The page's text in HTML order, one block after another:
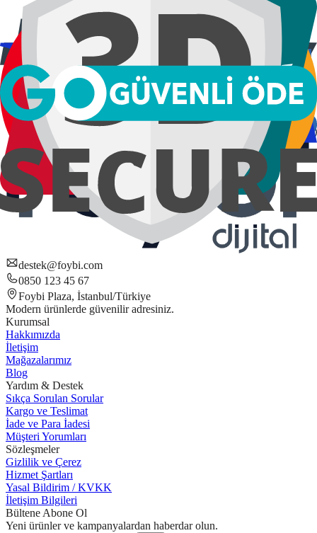
destek@foybi.com
0850 123 45 67
Foybi Plaza, İstanbul/Türkiye
Modern ürünlerde güvenilir adresiniz.
Kurumsal
Hakkımızda
İletişim
Mağazalarımız
Blog
Yardım & Destek
Sıkça Sorulan Sorular
Kargo ve Teslimat
İade ve Para İadesi
Müşteri Yorumları
Sözleşmeler
Gizlilik ve Çerez
Hizmet Şartları
Yasal Bildirim / KVKK
İletişim Bilgileri
Bültene Abone Ol
Yeni ürünler ve kampanyalardan haberdar olun.